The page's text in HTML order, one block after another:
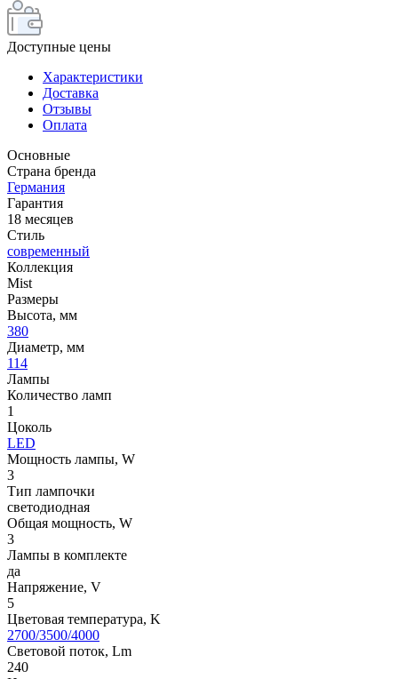
Доступные цены
Характеристики
Доставка
Отзывы
Оплата
Основные
Страна бренда
Германия
Гарантия
18 месяцев
Стиль
современный
Коллекция
Mist
Размеры
Высота, мм
380
Диаметр, мм
114
Лампы
Количество ламп
1
Цоколь
LED
Мощность лампы, W
3
Тип лампочки
светодиодная
Общая мощность, W
3
Лампы в комплекте
да
Напряжение, V
5
Цветовая температура, K
2700/3500/4000
Световой поток, Lm
240